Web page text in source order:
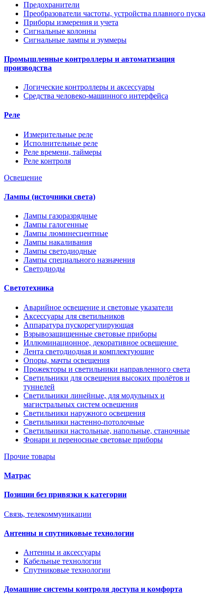
Предохранители
Преобразователи частоты, устройства плавного пуска
Приборы измерения и учета
Сигнальные колонны
Сигнальные лампы и зуммеры
Промышленные контроллеры и автоматизация
производства
Логические контроллеры и аксессуары
Средства человеко-машинного интерфейса
Реле
Измерительные реле
Исполнительные реле
Реле времени, таймеры
Реле контроля
Освещение
Лампы (источники света)
Лампы газоразрядные
Лампы галогенные
Лампы люминесцентные
Лампы накаливания
Лампы светодиодные
Лампы специального назначения
Светодиоды
Светотехника
Аварийное освещение и световые указатели
Аксессуары для светильников
Аппаратура пускорегулирующая
Взрывозащищенные световые приборы
Иллюминационное, декоративное освещение
Лента светодиодная и комплектующие
Опоры, мачты освещения
Прожекторы и светильники направленного света
Светильники для освещения высоких пролётов и
туннелей
Светильники линейные, для модульных и
магистральных систем освещения
Светильники наружного освещения
Светильники настенно-потолочные
Светильники настольные, напольные, станочные
Фонари и переносные световые приборы
Прочие товары
Матрас
Позиции без привязки к категории
Связь, телекоммуникации
Антенны и спутниковые технологии
Антенны и аксессуары
Кабельные технологии
Спутниковые технологии
Домашние системы контроля доступа и комфорта